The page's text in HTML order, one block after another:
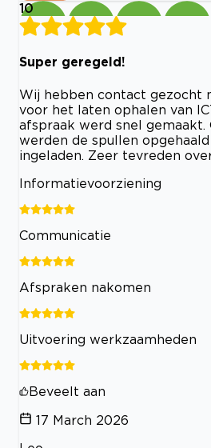
10
Super geregeld!
Wij hebben contact gezocht
voor het laten ophalen van
afspraak werd snel gemaakt.
werden de spullen
ingeladen. Zeer tevreden
Informatievoorziening
Communicatie
Afspraken nakomen
Uitvoering werkzaamheden
Beveelt aan
17 March 2026